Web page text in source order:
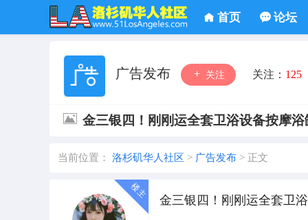
首页 论坛
广告发布 关注 关注： 125
金三银四！刚刚运全套卫浴设备按摩
当前位置： 洛杉矶华人社区 > 广告发布 > 正文
金三银四！刚刚运全套卫